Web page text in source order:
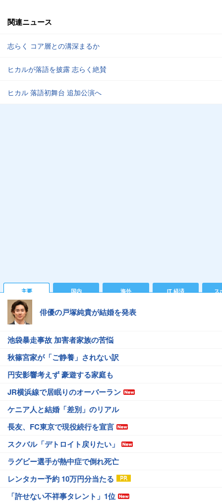
関連ニュース
志らく コア層との溝深まるか
ヒカルが落語を披露 志らく絶賛
ヒカル 落語初舞台 追加公演へ
主要 国内 海外 IT 経済 ス
俳優の戸塚純貴が結婚を発表
池袋暴走事故 加害者家族の苦悩
秋篠宮家が「ご静養」されない訳
円安影響考えず 豪遊する家庭も
JR横浜線で居眠りのオーバーラン
ケニア人と結婚「差別」のリアル
長友、FC東京で現役続行を宣言
スクバル「デトロイト戻りたい」
ラグビー選手が熱中症で倒れ死亡
レンタカー予約 10万円分当たる
「許せない不祥事タレント」1位